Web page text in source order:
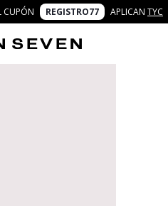
CUPÓN REGISTRO77 APLICAN TYC